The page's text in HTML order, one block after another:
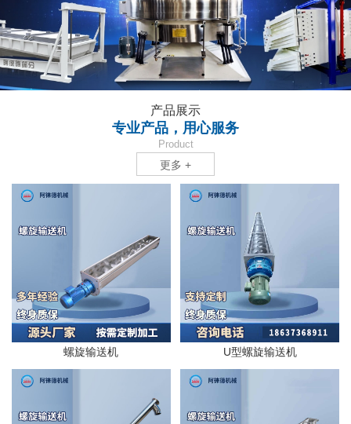
产品展示
专业产品，用心服务
Product
更多 +
螺旋输送机 U型螺旋输送机